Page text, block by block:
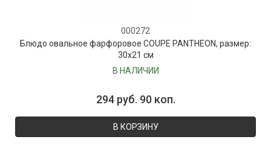
000272
Блюдо овальное фарфоровое COUPE PANTHEON, размер:
30х21 см
В НАЛИЧИИ
294 руб. 90 коп.
В КОРЗИНУ